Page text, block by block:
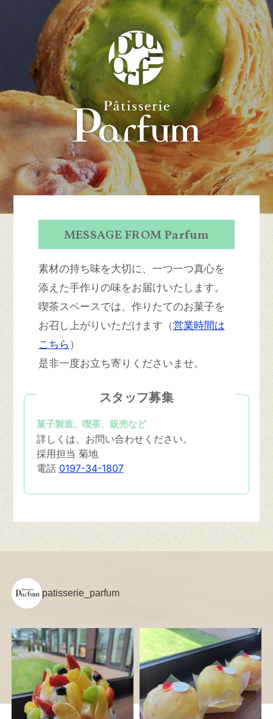
MESSAGE FROM Parfum
素材の持ち味を大切に、一つ一つ真心を
添えた手作りの味をお届けいたします。
喫茶スペースでは、作りたてのお菓子を
お召し上がりいただけます（営業時間は
こちら ）
是非一度お立ち寄りくださいませ。
スタッフ募集
菓子製造、喫茶、販売など
詳しくは、お問い合わせください。
採用担当 菊地
電話 0197-34-1807
patisserie_parfum